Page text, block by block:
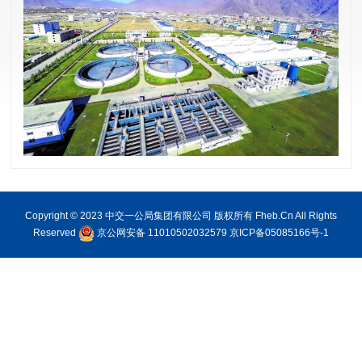
Copyright © 2023 中交一公局集团有限公司 版权所有 Fheb.Cn All Rights
Reserved
京公网安备 11010502032579 京ICP备05085166号-1